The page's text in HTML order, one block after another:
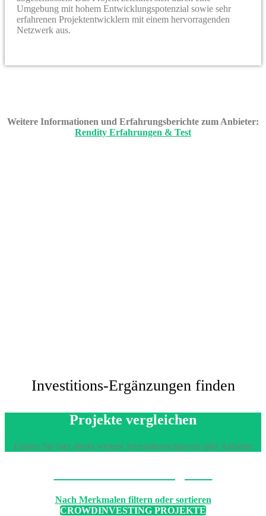
Umgebung mit hohem Entwicklungspotenzial sowie sehr
erfahrenen Projektentwicklern mit einem hervorragenden
Netzwerk aus.
Weitere Informationen und Erfahrungsberichte zum Anbieter:
Rendity Erfahrungen & Test
Investitions-Ergänzungen finden
Projekte vergleichen
Finden Sie hier direkt weitere Investitionschancen aller Anbieter
Nach Merkmalen filtern oder sortieren
CROWDINVESTING PROJEKTE